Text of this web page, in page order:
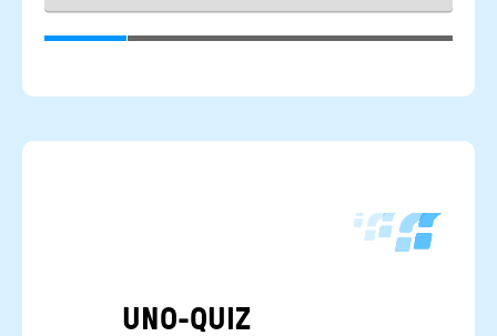
UNO-​QUIZ